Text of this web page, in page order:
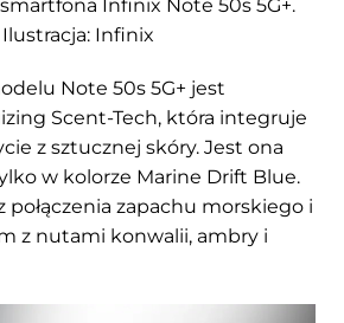
Infinix Note 50s 5G+.
Ilustracja: Infinix
Note 50s 5G+ jest
Scent-Tech, która integruje
z sztucznej skóry. Jest ona
w kolorze Marine Drift Blue.
połączenia zapachu morskiego i
z nutami konwalii, ambry i